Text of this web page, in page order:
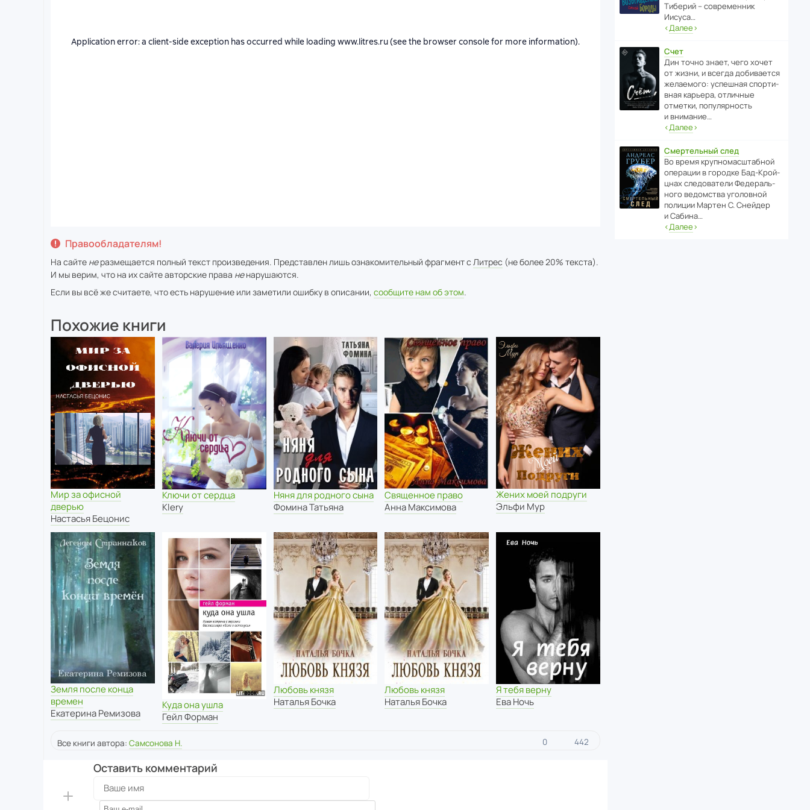
Правообладателям!
На сайте неразмещается полный текст произведения. Представлен лишь ознакомительный фрагмент с Литрес (не более 20% текста).
И мы верим, что на их сайте авторские права ненарушаются.
Если вы всё же считаете, что есть нарушение или заметили ошибку в описании, сообщите нам об этом.
Похожие книги
Мир за офисной
дверью
Настасья Бецонис
Ключи от сердца
Klery
Няня для родного сына
Фомина Татьяна
Священное право
Анна Максимова
Жених моей подруги
Эльфи Мур
Земля после конца
времен
Екатерина Ремизова
Куда она ушла
Гейл Форман
Любовь князя
Наталья Бочка
Любовь князя
Наталья Бочка
Я тебя верну
Ева Ночь
Все книги автора: Самсонова Н. 0 442
Оставить комментарий
Тиберий – совре­менник
Иисуса…
‹Далее›
Счет
Дин точно знает, чего хочет
от жизни, и всегда доби­ва­ется
жела­е­мого: успе­шная спор­ти­
вная карьера, отли­чные
отметки, попу­ля­р­ность
и внимание…
‹Далее›
Смертельный след
Во время круп­но­мас­ш­та­бной
операции в городке Бад‑Крой­
цнах следо­ва­тели Феде­раль­
ного ведомства уголо­вной
полиции Мартен С. Снейдер
и Сабина…
‹Далее›